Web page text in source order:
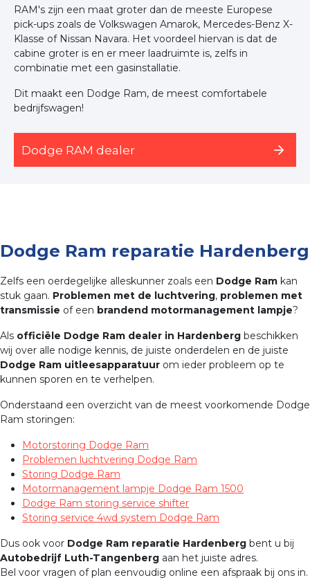
RAM's zijn een maat groter dan de meeste Europese
pick-ups zoals de Volkswagen Amarok, Mercedes-Benz X-
Klasse of Nissan Navara. Het voordeel hiervan is dat de
cabine groter is en er meer laadruimte is, zelfs in
combinatie met een gasinstallatie.
Dit maakt een Dodge Ram, de meest comfortabele
bedrijfswagen!
Dodge RAM dealer
Dodge Ram reparatie Hardenberg
Zelfs een oerdegelijke alleskunner zoals een Dodge Ram kan
stuk gaan. Problemen met de luchtvering, problemen met
transmissie of een brandend motormanagement lampje?
Als officiële Dodge Ram dealer in Hardenberg beschikken
wij over alle nodige kennis, de juiste onderdelen en de juiste
Dodge Ram uitleesapparatuur om ieder probleem op te
kunnen sporen en te verhelpen.
Onderstaand een overzicht van de meest voorkomende Dodge
Ram storingen:
Motorstoring Dodge Ram
Problemen luchtvering Dodge Ram
Storing Dodge Ram
Motormanagement lampje Dodge Ram 1500
Dodge Ram storing service shifter
Storing service 4wd system Dodge Ram
Dus ook voor Dodge Ram reparatie Hardenberg bent u bij
Autobedrijf Luth-Tangenberg aan het juiste adres.
Bel voor vragen of plan eenvoudig online een afspraak bij ons in.